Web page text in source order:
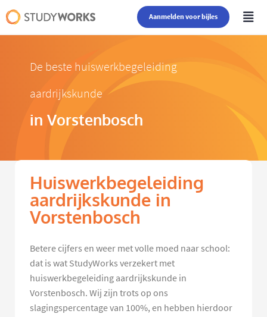
Aanmelden voor bijles
De beste huiswerkbegeleiding
aardrijkskunde
in Vorstenbosch
Huiswerkbegeleiding
aardrijkskunde in
Vorstenbosch
Betere cijfers en weer met volle moed naar school:
dat is wat StudyWorks verzekert met
huiswerkbegeleiding aardrijkskunde in
Vorstenbosch. Wij zijn trots op ons
slagingspercentage van 100%, en hebben hierdoor